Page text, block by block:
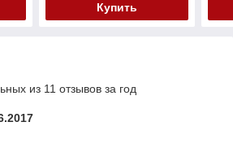
Купить
из 11 отзывов за год